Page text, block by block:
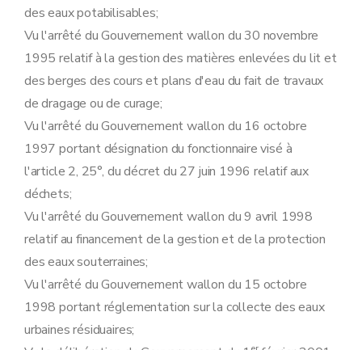
Art. 123
Sous-section 2 Eau
Art. 125
Art. 126
Art. 128
Art. 129
Art. 130
Art. 131
Art. 132
Art. 135
Art. 136
Art. 137
Art. 138
Art. 139
Art. 140
Art. 141
Art. 142
Art. 143
des eaux potabilisables;
Vu l'arrêté du Gouvernement wallon du 30 novembre
1995 relatif à la gestion des matières enlevées du lit et
des berges des cours et plans d'eau du fait de travaux
de dragage ou de curage;
Vu l'arrêté du Gouvernement wallon du 16 octobre
1997 portant désignation du fonctionnaire visé à
l'article 2, 25°, du décret du 27 juin 1996 relatif aux
déchets;
Vu l'arrêté du Gouvernement wallon du 9 avril 1998
relatif au financement de la gestion et de la protection
des eaux souterraines;
Vu l'arrêté du Gouvernement wallon du 15 octobre
1998 portant réglementation sur la collecte des eaux
urbaines résiduaires;